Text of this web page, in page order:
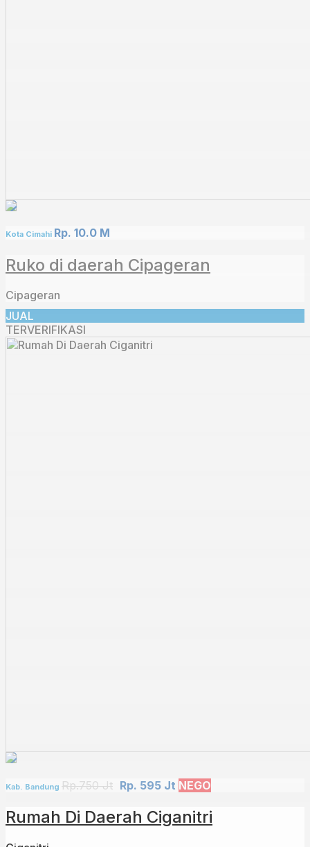
Kota Cimahi Rp. 10.0 M
Ruko di daerah Cipageran
Cipageran
JUAL
TERVERIFIKASI
Kab. Bandung Rp.750 Jt Rp. 595 Jt NEGO
Rumah Di Daerah Ciganitri